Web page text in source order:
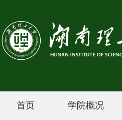
首页 学院概况